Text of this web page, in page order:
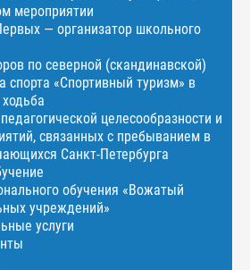
мероприятии
— организатор школьного
по северной (скандинавской)
спорта «Спортивный туризм» в
целесообразности и
связанных с пребыванием в
Санкт-Петербурга
обучения «Вожатый
учреждений»
услуги